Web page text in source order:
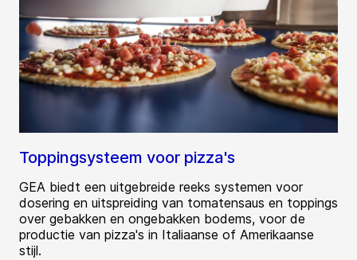
Toppingsysteem voor pizza's
GEA biedt een uitgebreide reeks systemen voor
dosering en uitspreiding van tomatensaus en toppings
over gebakken en ongebakken bodems, voor de
productie van pizza's in Italiaanse of Amerikaanse
stijl.